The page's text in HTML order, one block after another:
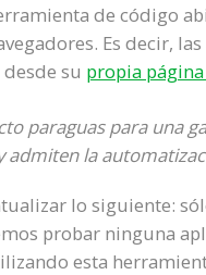
de código
Es decir,
desde su propia
paraguas para una
admiten la
lo siguiente:
probar ninguna
esta